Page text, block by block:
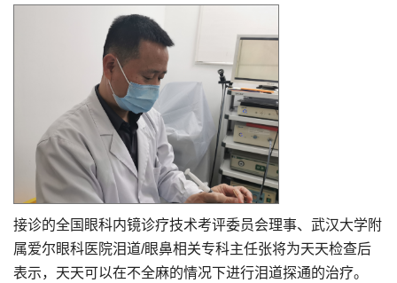
接诊的全国眼科内镜诊疗技术考评委员会理事、武汉大学附
属爱尔眼科医院泪道/眼鼻相关专科主任张将为天天检查后
表示，天天可以在不全麻的情况下进行泪道探通的治疗。